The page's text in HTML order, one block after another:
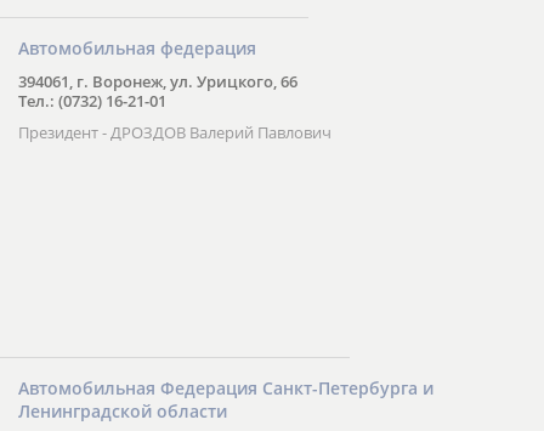
Автомобильная федерация
394061, г. Воронеж, ул. Урицкого, 66
Тел.: (0732) 16-21-01
Президент - ДРОЗДОВ Валерий Павлович
Автомобильная Федерация Санкт-Петербурга и
Ленинградской области